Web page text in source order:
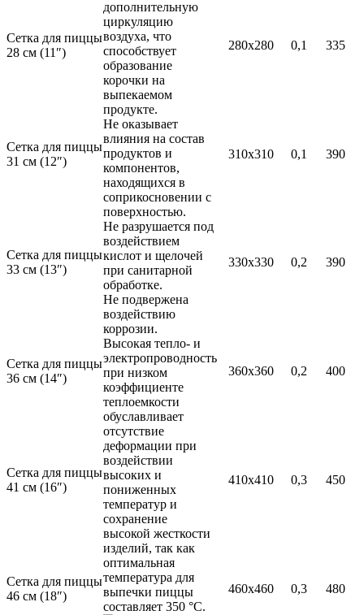
Прессы для пиццы
Соковыжималки
Стерилизаторы
Тестораскаточные машины
Фасовочно-упаковочное оборудование
Бытовая техника
Посуда и инвентарь
Мусорные баки
Оборудование для общественных санузлов и
ванных комнат
Диспенсеры
Дозаторы для жидкого мыла
Расходные материалы
Смесители и душирующие устройства
Сушилки для рук
Урны
Фены настенные
Прачечное оборудование
Сушильные машины
Гладильное оборудование
Воздухоочистительные установки
Профессиональные моющие средства
Фильтры для воды
дополнительную
циркуляцию
воздуха, что
способствует
образование
корочки на
выпекаемом
продукте.
Не оказывает
влияния на состав
продуктов и
компонентов,
находящихся в
соприкосновении с
поверхностью.
Не разрушается под
воздействием
кислот и щелочей
при санитарной
обработке.
Не подвержена
воздействию
коррозии.
Высокая тепло- и
электропроводность
при низком
коэффициенте
теплоемкости
обуславливает
отсутствие
деформации при
воздействии
высоких и
пониженных
температур и
сохранение
высокой жесткости
изделий, так как
оптимальная
температура для
выпечки пиццы
составляет 350 °C.
Сетка для пиццы
28 см (11″)
280х280 0,1 335
Сетка для пиццы
31 см (12″)
310х310 0,1 390
Сетка для пиццы
33 см (13″)
330х330 0,2 390
Сетка для пиццы
36 см (14″)
360х360 0,2 400
Сетка для пиццы
41 см (16″)
410х410 0,3 450
Сетка для пиццы
46 см (18″)
460х460 0,3 480